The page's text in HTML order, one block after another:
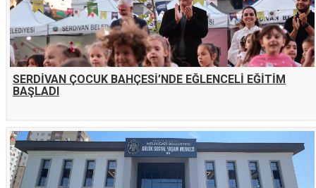
SERDİVAN ÇOCUK BAHÇESİ’NDE EĞLENCELİ EĞİTİM
BAŞLADI